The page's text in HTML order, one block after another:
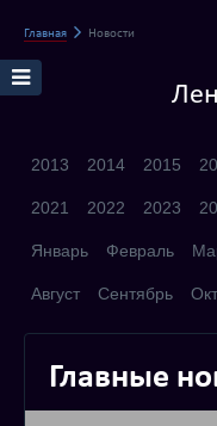
Главная Новости
2013 2014 2015
2021 2022 2023
Январь Февраль
Август Сентябрь
Главные